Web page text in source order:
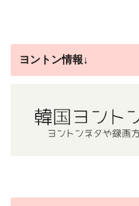
ヨントン情報↓